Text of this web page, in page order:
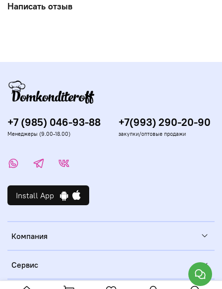
Написать отзыв
Компания
Сервис
Install App
+7 (985) 046-93-88
Менеджеры (9.00-18.00)
+7(993) 290-20-90
закупки/оптовые продажи